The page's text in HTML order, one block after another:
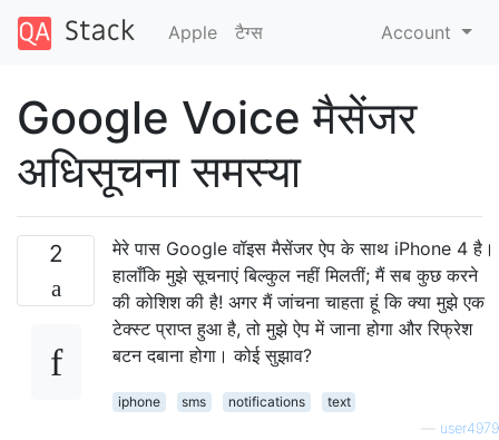
Apple टैग्‍स Account
Google Voice मैसेंजर
अधिसूचना समस्या
2
मेरे पास Google वॉइस मैसेंजर ऐप के साथ iPhone 4 है।
हालाँकि मुझे सूचनाएं बिल्कुल नहीं मिलतीं; मैं सब कुछ करने
की कोशिश की है! अगर मैं जांचना चाहता हूं कि क्या मुझे एक
टेक्स्ट प्राप्त हुआ है, तो मुझे ऐप में जाना होगा और रिफ्रेश
बटन दबाना होगा। कोई सुझाव?
iphone sms notifications
text
user4979